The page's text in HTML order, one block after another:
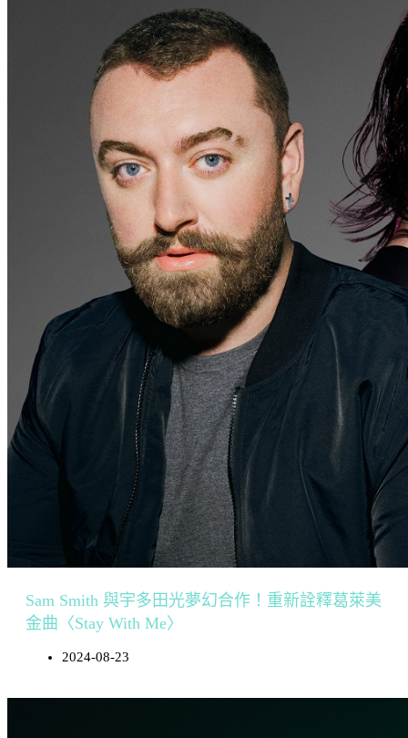
Sam Smith 與宇多田光夢幻合作！重新詮釋葛萊美
金曲〈Stay With Me〉
2024-08-23